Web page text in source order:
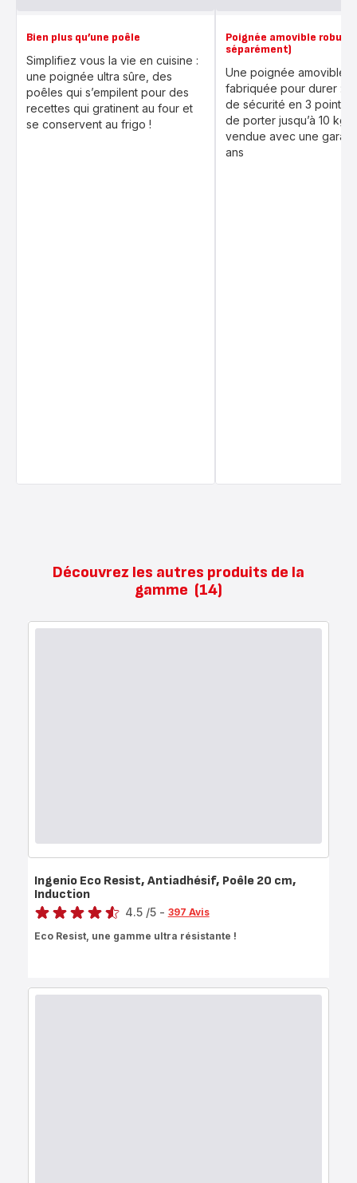
Bien plus qu’une poêle
Simplifiez vous la vie en cuisine :
une poignée ultra sûre, des
poêles qui s’empilent pour des
recettes qui gratinent au four et
se conservent au frigo !
Poignée amovible
séparément)
Une poignée amovible
fabriquée pour durer :
de sécurité en 3 points,
de porter jusqu’à 10 kg,
vendue avec une
ans
Découvrez les autres produits de la
gamme (14)
Ingenio Eco Resist, Antiadhésif, Poêle 20 cm,
Induction
Note
4.5 /5 - 397 Avis
Eco Resist, une gamme ultra résistante !